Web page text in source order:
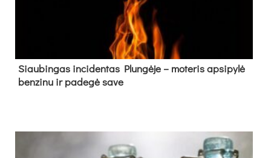
Siau­bin­gas in­ci­den­tas Plun­gė­je – mo­te­ris ap­si­py­lė
ben­zi­nu ir pa­de­gė sa­ve